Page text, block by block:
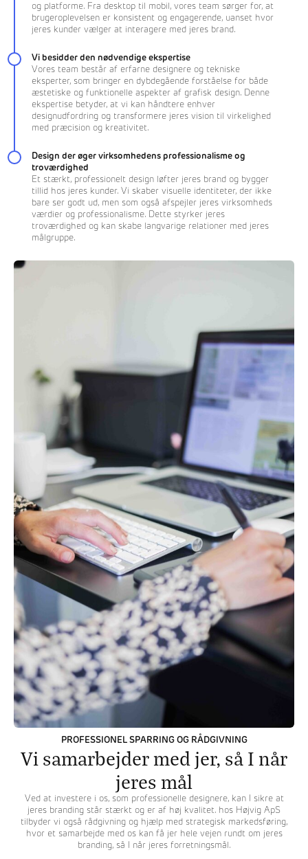
og platforme. Fra desktop til mobil, vores team sørger for, at
brugeroplevelsen er konsistent og engagerende, uanset hvor
jeres kunder vælger at interagere med jeres brand.
Vi besidder den nødvendige ekspertise
Vores team består af erfarne designere og tekniske
eksperter, som bringer en dybdegående forståelse for både
æstetiske og funktionelle aspekter af grafisk design. Denne
ekspertise betyder, at vi kan håndtere enhver
designudfordring og transformere jeres vision til virkelighed
med præcision og kreativitet.
Design der øger virksomhedens professionalisme og
troværdighed
Et stærkt, professionelt design løfter jeres brand og bygger
tillid hos jeres kunder. Vi skaber visuelle identiteter, der ikke
bare ser godt ud, men som også afspejler jeres virksomheds
værdier og professionalisme. Dette styrker jeres
troværdighed og kan skabe langvarige relationer med jeres
målgruppe.
PROFESSIONEL SPARRING OG RÅDGIVNING
Vi samarbejder med jer, så I når
jeres mål
Ved at investere i os, som professionelle designere, kan I sikre at
jeres branding står stærkt og er af høj kvalitet. hos Højvig ApS
tilbyder vi også rådgivning og hjælp med strategisk markedsføring,
hvor et samarbejde med os kan få jer hele vejen rundt om jeres
branding, så I når jeres forretningsmål.